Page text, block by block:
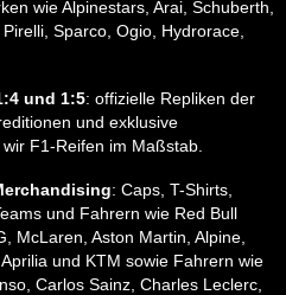
wie Alpinestars, Arai, Schuberth,
Sparco, Ogio, Hydrorace,
und 1:5: offizielle Repliken der
und exklusive
F1-Reifen im Maßstab.
: Caps, T-Shirts,
und Fahrern wie Red Bull
McLaren, Aston Martin, Alpine,
und KTM sowie Fahrern wie
Carlos Sainz, Charles Leclerc,